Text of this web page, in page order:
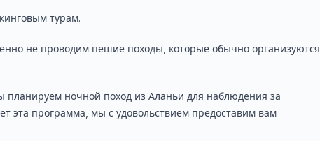
турам.
не проводим пешие походы, которые обычно организуются
ночной поход из Аланьи для наблюдения за
эта программа, мы с удовольствием предоставим вам